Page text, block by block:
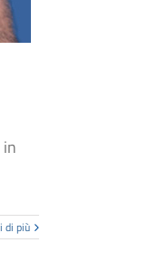
di più